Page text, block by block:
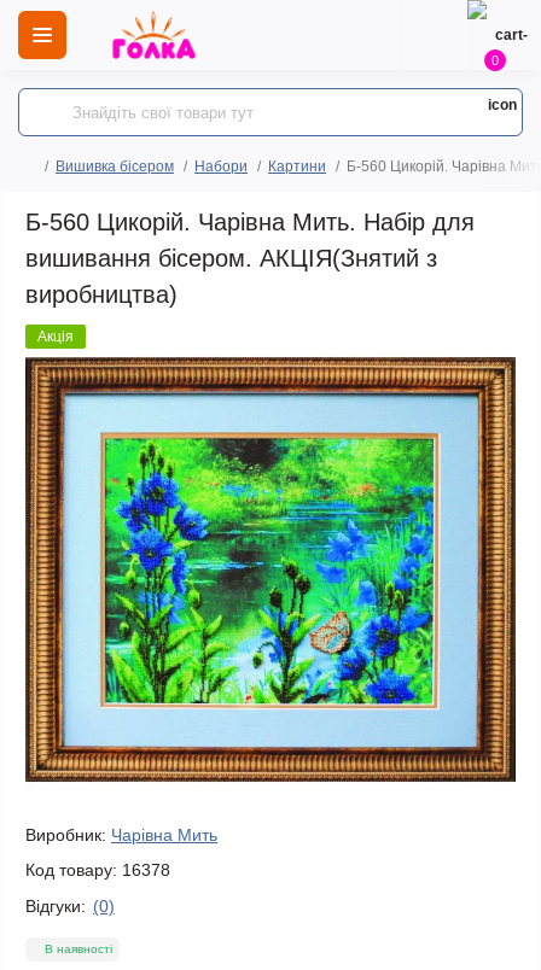
0
Вишивка бісером Набори Картини Б-560 Цикорій. Чарівна
Б-560 Цикорій. Чарівна Мить. Набір для
вишивання бісером. АКЦІЯ(Знятий з
виробництва)
Акція
Виробник: Чарівна Мить
Код товару: 16378
Відгуки: (0)
В наявності